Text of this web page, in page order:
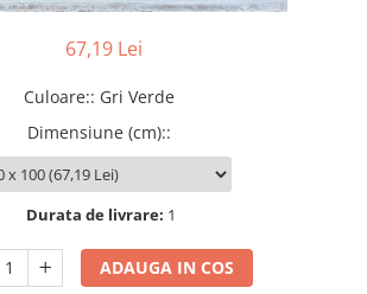
67,19 Lei
Culoare:: Gri Verde
Dimensiune (cm)::
Durata de livrare: 1
ADAUGA IN COS